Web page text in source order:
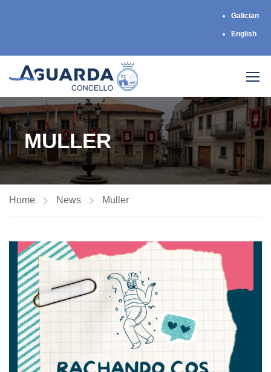
Galician
English
MULLER
Home News Muller